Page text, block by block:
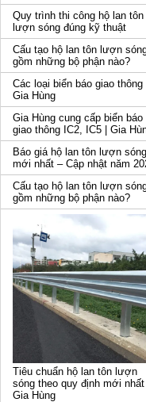
Quy trình thi công hộ lan tôn
lượn sóng đúng kỹ thuật
Cấu tạo hộ lan tôn lượn
gồm những bộ phận nào?
Các loại biển báo giao thông |
Gia Hùng
Gia Hùng cung cấp biển báo
giao thông IC2, IC5 | Gia
Báo giá hộ lan tôn lượn sóng
mới nhất – Cập nhật năm
Cấu tạo hộ lan tôn lượn
gồm những bộ phận nào?
Tiêu chuẩn hộ lan tôn lượn
sóng theo quy định mới nhất |
Gia Hùng